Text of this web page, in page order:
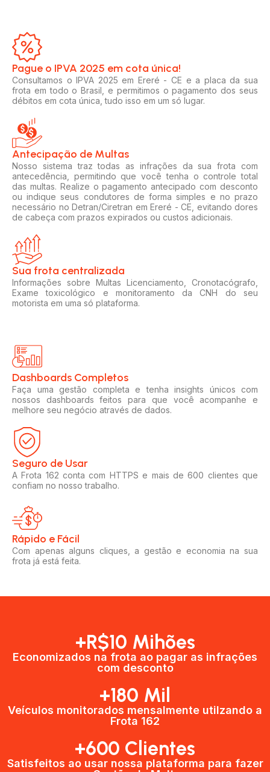
Pague o IPVA 2025 em cota única!​
Consultamos o IPVA 2025 em Ereré - CE e a placa da sua
frota em todo o Brasil, e permitimos o pagamento dos seus
débitos em cota única, tudo isso em um só lugar.
Antecipação de Multas
Nosso sistema traz todas as infrações da sua frota com
antecedência, permitindo que você tenha o controle total
das multas. Realize o pagamento antecipado com desconto
ou indique seus condutores de forma simples e no prazo
necessário no Detran/Ciretran em Ereré - CE, evitando dores
de cabeça com prazos expirados ou custos adicionais.
Sua frota centralizada​
Informações sobre Multas Licenciamento, Cronotacógrafo,
Exame toxicológico e monitoramento da CNH do seu
motorista em uma só plataforma.
Dashboards Completos​​
Faça uma gestão completa e tenha insights únicos com
nossos dashboards feitos para que você acompanhe e
melhore seu negócio através de dados.
Seguro de Usar​
A Frota 162 conta com HTTPS e mais de 600 clientes que
confiam no nosso trabalho.
Rápido e Fácil​
Com apenas alguns cliques, a gestão e economia na sua
frota já está feita.
+R$10 Mihões
Economizados na frota ao pagar as infrações
com desconto
+180 Mil
Veículos monitorados mensalmente utilzando a
Frota 162
+600 Clientes​
Satisfeitos ao usar nossa plataforma para fazer